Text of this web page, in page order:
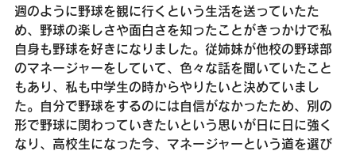
週のように野球を観に行くという生活を送っていたた
め、野球の楽しさや面白さを知ったことがきっかけで私
自身も野球を好きになりました。従姉妹が他校の野球部
のマネージャーをしていて、色々な話を聞いていたこと
もあり、私も中学生の時からやりたいと決めていまし
た。自分で野球をするのには自信がなかったため、別の
形で野球に関わっていきたいという思いが日に日に強く
なり、高校生になった今、マネージャーという道を選び